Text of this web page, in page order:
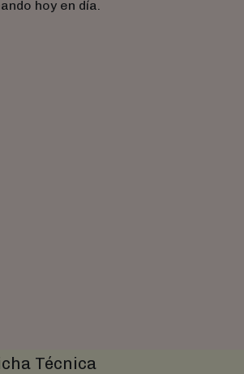
hoy en día.
Técnica